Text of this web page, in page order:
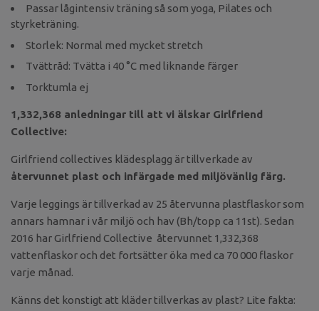
Passar lågintensiv träning så som yoga, Pilates och
styrketräning.
Storlek: Normal med mycket stretch
Tvättråd: Tvätta i 40 °C med liknande färger
Torktumla ej
1,332,368 anledningar till att vi älskar Girlfriend
Collective:
Girlfriend collectives klädesplagg är tillverkade av
återvunnet plast och infärgade med miljövänlig färg.
Varje leggings är tillverkad av 25 återvunna plastflaskor som
annars hamnar i vår miljö och hav (Bh/topp ca 11st). Sedan
2016 har Girlfriend Collective återvunnet 1,332,368
vattenflaskor och det fortsätter öka med ca 70 000 flaskor
varje månad.
Känns det konstigt att kläder tillverkas av plast? Lite fakta: